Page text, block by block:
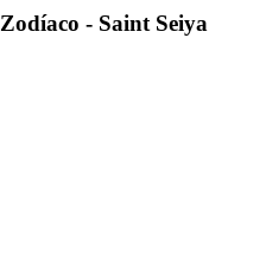
- Saint Seiya